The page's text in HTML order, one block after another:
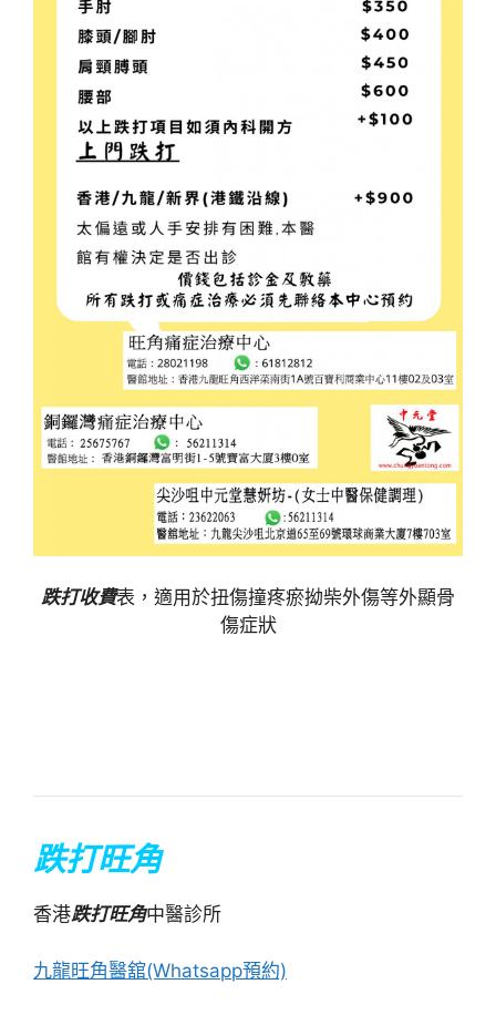
跌打收費表，適用於扭傷撞疼瘀拗柴外傷等外顯骨
傷症狀
跌打旺角
香港跌打旺角中醫診所
九龍旺角醫舘(Whatsapp預約)